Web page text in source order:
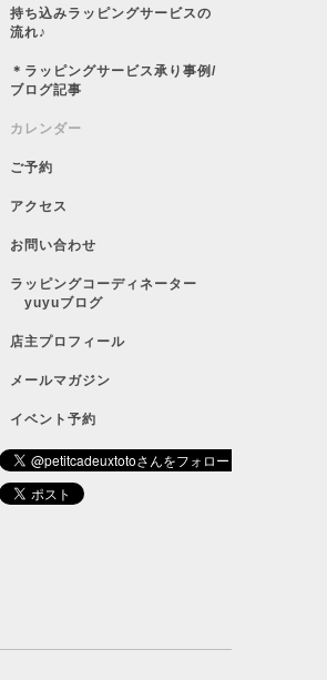
持ち込みラッピングサービスの
流れ♪
＊ラッピングサービス承り事例/
ブログ記事
カレンダー
ご予約
アクセス
お問い合わせ
ラッピングコーディネーター
yuyuブログ
店主プロフィール
メールマガジン
イベント予約